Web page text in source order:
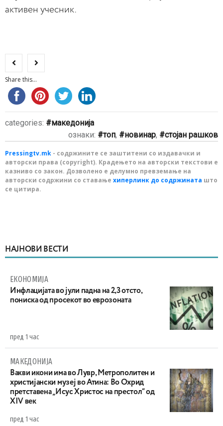
активен учесник.
Share this...
categories:
македонија
ознаки:
топ, новинар, стојан рашков
Pressingtv.mk - содржините се заштитени со издавачки и
авторски права (copyright). Крадењето на авторски текстови е
казниво со закон. Дозволено е делумно превземање на
авторски содржини со ставање хиперлинк до содржината што
се цитира.
НАЈНОВИ ВЕСТИ
ЕКОНОМИЈА
Инфлацијата во јули падна на 2,3 отсто,
пониска од просекот во еврозоната
пред 1 час
МАКЕДОНИЈА
Вакви икони има во Лувр, Метрополитен и
христијански музеј во Атина: Во Охрид
претставена „Исус Христос на престол“ од
XIV век
пред 1 час